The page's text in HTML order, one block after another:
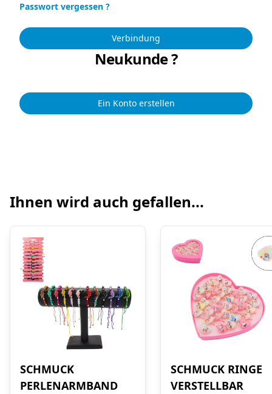
Passwort vergessen ?
Verbindung
Neukunde ?
Ein Konto erstellen
Ihnen wird auch gefallen...
SCHMUCK
PERLENARMBAND
SCHMUCK RINGE
VERSTELLBAR